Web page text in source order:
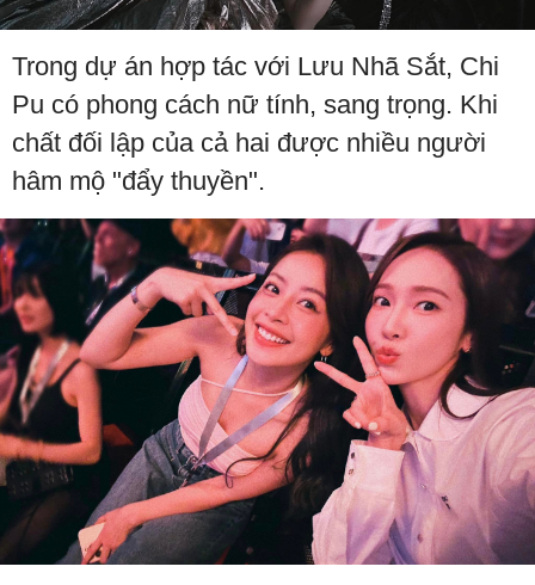
Trong dự án hợp tác với Lưu Nhã Sắt, Chi
Pu có phong cách nữ tính, sang trọng. Khi
chất đối lập của cả hai được nhiều người
hâm mộ "đẩy thuyền".